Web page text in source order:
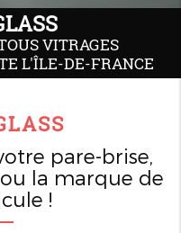
VITRAGES
L'ÎLE-DE-FRANCE
pare-brise,
la marque de
!